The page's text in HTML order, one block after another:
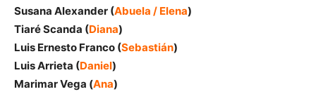
Susana Alexander (Abuela / Elena)
Tiaré Scanda (Diana)
Luis Ernesto Franco (Sebastián)
Luis Arrieta (Daniel)
Marimar Vega (Ana)